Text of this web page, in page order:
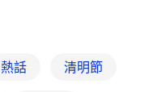
熱話 清明節